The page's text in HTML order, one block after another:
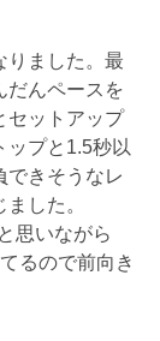
りました。最
だんペースを
セットアップ
ップと1.5秒以
できそうなレ
した。
思いながら
るので前向き